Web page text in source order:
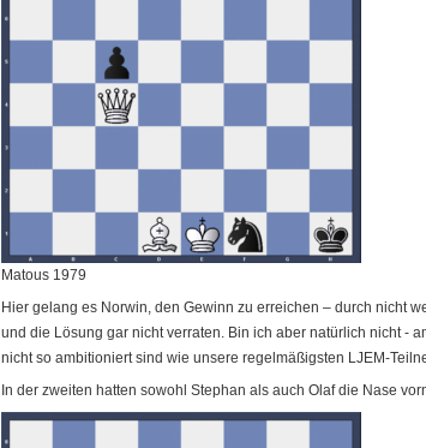
Matous 1979
Hier gelang es Norwin, den Gewinn zu erreichen – durch nicht
und die Lösung gar nicht verraten. Bin ich aber natürlich nicht -
nicht so ambitioniert sind wie unsere regelmäßigsten LJEM-
In der zweiten hatten sowohl Stephan als auch Olaf die Nase